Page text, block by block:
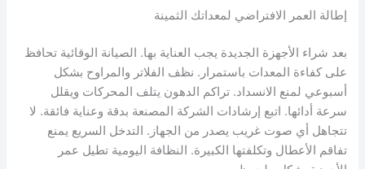
إطالة العمر الافتراضي لمعداتك الثمينة
بعد شراء الأجهزة الجديدة يجب العناية بها. الصيانة الوقائية تحافظ
على كفاءة المعدات باستمرار. نظف الفلاتر والمراوح بشكل
أسبوعي لمنع الانسداد. تراكم الدهون يتلف المحركات ويقلل
سرعة أدائها. اتبع إرشادات الشركة المصنعة بدقة وعناية فائقة. لا
تتجاهل أي صوت غريب يصدر من الجهاز. التدخل السريع يمنع
تفاقم الأعطال وتكلفتها الكبيرة. النظافة اليومية تطيل عمر